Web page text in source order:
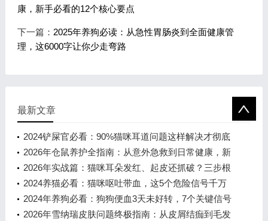
康，新手必看的12个核心要点
下一篇： 2025年养狗必读：从急性胃肠炎到全面健康管
理，这6000字让你少走弯路
最新文章
2024铲屎官必看：90%猫咪耳道问题这样解决才彻底
2026年仓鼠养护全指南：从意外急救到日常健康，新
手必看的12个核心要点
2026年实战篇：猫咪耳朵发红、起皮还抓破？三步根
治耳螨，告别反复发作
2024养猫必看：猫咪呕吐带血，这5个危险信号千万
别忽视！
2024年养狗必看：狗狗便血3天未好转，7个关键信号
决定是否连夜送医
2026年雪纳瑞皮肤问题终极指南：从皮屑结痂到毛发